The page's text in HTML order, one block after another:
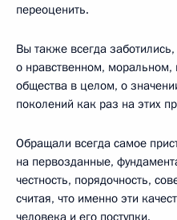
переоценить.
Вы также всегда
о нравственном, моральном,
общества в целом, о
поколений как раз на этих
Обращали всегда самое
на первозданные,
честность, порядочность,
считая, что именно эти
человека и его поступки.